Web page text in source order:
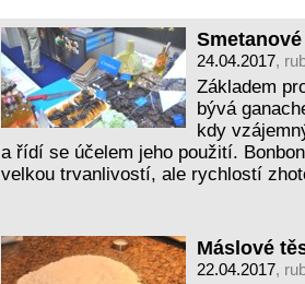
24.04.2017,
Základem
bývá
kdy
a řídí se účelem jeho použití.
velkou trvanlivostí, ale rychlostí
Máslové
22.04.2017,